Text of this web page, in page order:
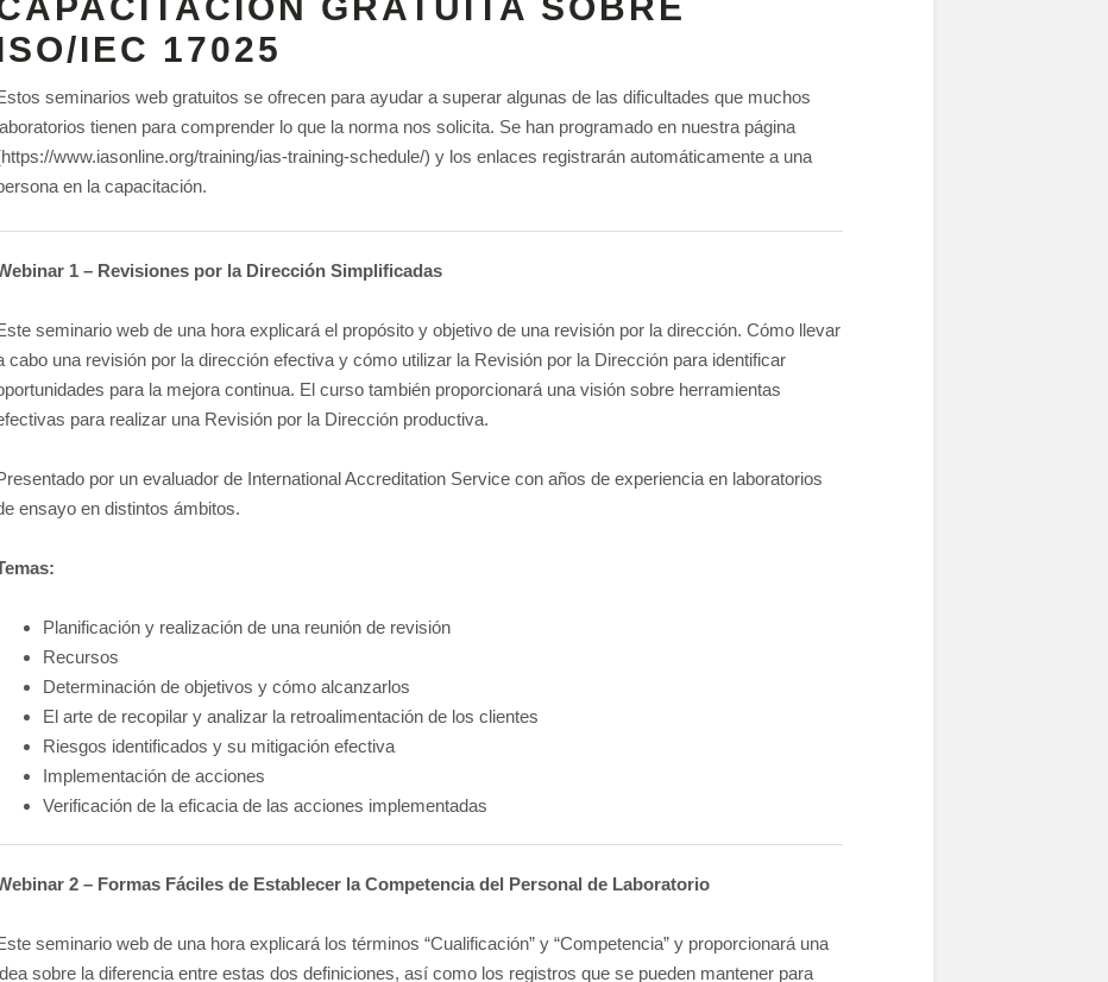
IEC 17025
seminarios web gratuitos se ofrecen para ayudar a superar algunas de las dificultades que muchos
tienen para comprender lo que la norma nos solicita. Se han programado en nuestra página
www.iasonline.org/training/ias-training-schedule/) y los enlaces registrarán automáticamente a una
en la capacitación.
1 – Revisiones por la Dirección Simplificadas
seminario web de una hora explicará el propósito y objetivo de una revisión por la dirección. Cómo llevar
cabo una revisión por la dirección efectiva y cómo utilizar la Revisión por la Dirección para identificar
para la mejora continua. El curso también proporcionará una visión sobre herramientas
para realizar una Revisión por la Dirección productiva.
por un evaluador de International Accreditation Service con años de experiencia en laboratorios
ensayo en distintos ámbitos.
Planificación y realización de una reunión de revisión
Recursos
Determinación de objetivos y cómo alcanzarlos
El arte de recopilar y analizar la retroalimentación de los clientes
Riesgos identificados y su mitigación efectiva
Implementación de acciones
Verificación de la eficacia de las acciones implementadas
2 – Formas Fáciles de Establecer la Competencia del Personal de Laboratorio
seminario web de una hora explicará los términos “Cualificación” y “Competencia” y proporcionará una
sobre la diferencia entre estas dos definiciones, así como los registros que se pueden mantener para